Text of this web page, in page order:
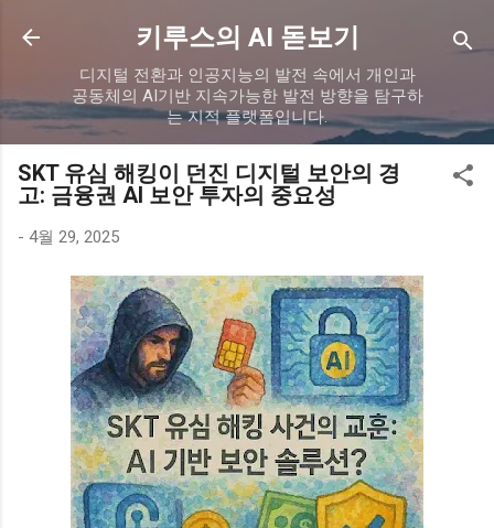
기본 콘텐츠로 건너뛰기
키루스의 AI 돋보기
디지털 전환과 인공지능의 발전 속에서 개인과
공동체의 AI기반 지속가능한 발전 방향을 탐구하
는 지적 플랫폼입니다.
SKT 유심 해킹이 던진 디지털 보안의 경
고: 금융권 AI 보안 투자의 중요성
- 4월 29, 2025